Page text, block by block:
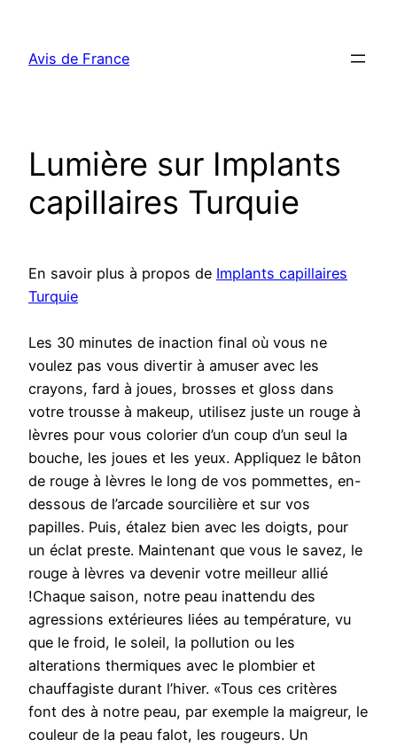
contenu
Avis de France
Lumière sur Implants
capillaires Turquie
En savoir plus à propos de Implants capillaires
Turquie
Les 30 minutes de inaction final où vous ne
voulez pas vous divertir à amuser avec les
crayons, fard à joues, brosses et gloss dans
votre trousse à makeup, utilisez juste un rouge à
lèvres pour vous colorier d’un coup d’un seul la
bouche, les joues et les yeux. Appliquez le bâton
de rouge à lèvres le long de vos pommettes, en-
dessous de l’arcade sourcilière et sur vos
papilles. Puis, étalez bien avec les doigts, pour
un éclat preste. Maintenant que vous le savez, le
rouge à lèvres va devenir votre meilleur allié
!Chaque saison, notre peau inattendu des
agressions extérieures liées au température, vu
que le froid, le soleil, la pollution ou les
alterations thermiques avec le plombier et
chauffagiste durant l’hiver. «Tous ces critères
font des à notre peau, par exemple la maigreur, le
couleur de la peau falot, les rougeurs. Un